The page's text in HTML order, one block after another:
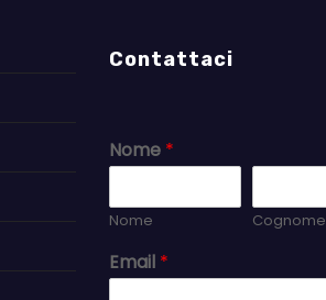
Contattaci
Nome *
Nome Cognome
Email *